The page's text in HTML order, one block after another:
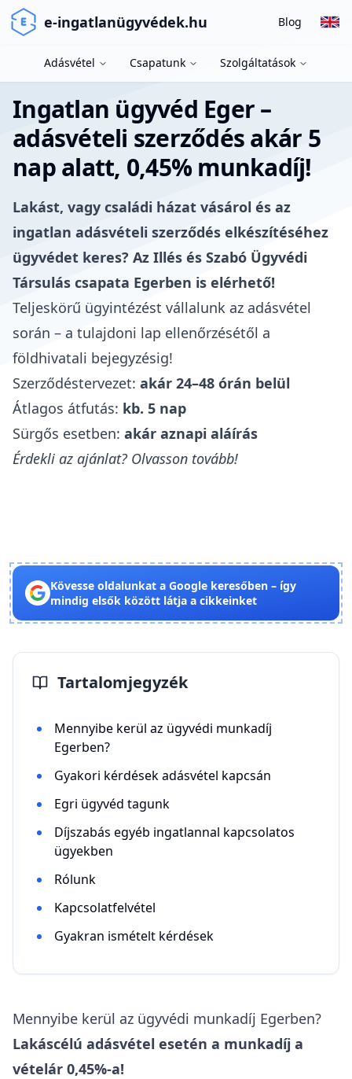
e-ingatlanügyvédek.hu Blog
Adásvétel Csapatunk Szolgáltatások
Ingatlan ügyvéd Eger –
adásvételi szerződés akár 5
nap alatt, 0,45% munkadíj!
Lakást, vagy családi házat vásárol és az
ingatlan adásvételi szerződés elkészítéséhez
ügyvédet keres? Az Illés és Szabó Ügyvédi
Társulás csapata Egerben is elérhető!
Teljeskörű ügyintézést vállalunk az adásvétel
során – a tulajdoni lap ellenőrzésétől a
földhivatali bejegyzésig!
Szerződéstervezet: akár 24–48 órán belül
Átlagos átfutás: kb. 5 nap
Sürgős esetben: akár aznapi aláírás
Érdekli az ajánlat? Olvasson tovább!
Kövesse oldalunkat a Google keresőben – így
mindig elsők között látja a cikkeinket
Tartalomjegyzék
Mennyibe kerül az ügyvédi munkadíj
Egerben?
Gyakori kérdések adásvétel kapcsán
Egri ügyvéd tagunk
Díjszabás egyéb ingatlannal kapcsolatos
ügyekben
Rólunk
Kapcsolatfelvétel
Gyakran ismételt kérdések
Mennyibe kerül az ügyvédi munkadíj Egerben?
Lakáscélú adásvétel esetén a munkadíj a
vételár 0,45%-a!